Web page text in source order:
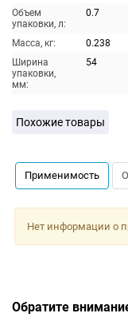
Объем
упаковки, л:
0.7
Масса, кг:
0.238
Ширина
упаковки,
мм:
54
Похожие товары
Применимость
Нет информации о
Обратите